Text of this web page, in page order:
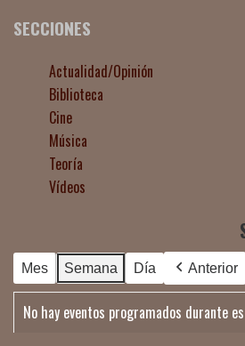
SECCIONES
Actualidad/Opinión
Biblioteca
Cine
Música
Teoría
Vídeos
Mes Semana Día Anterior
No hay eventos programados durante